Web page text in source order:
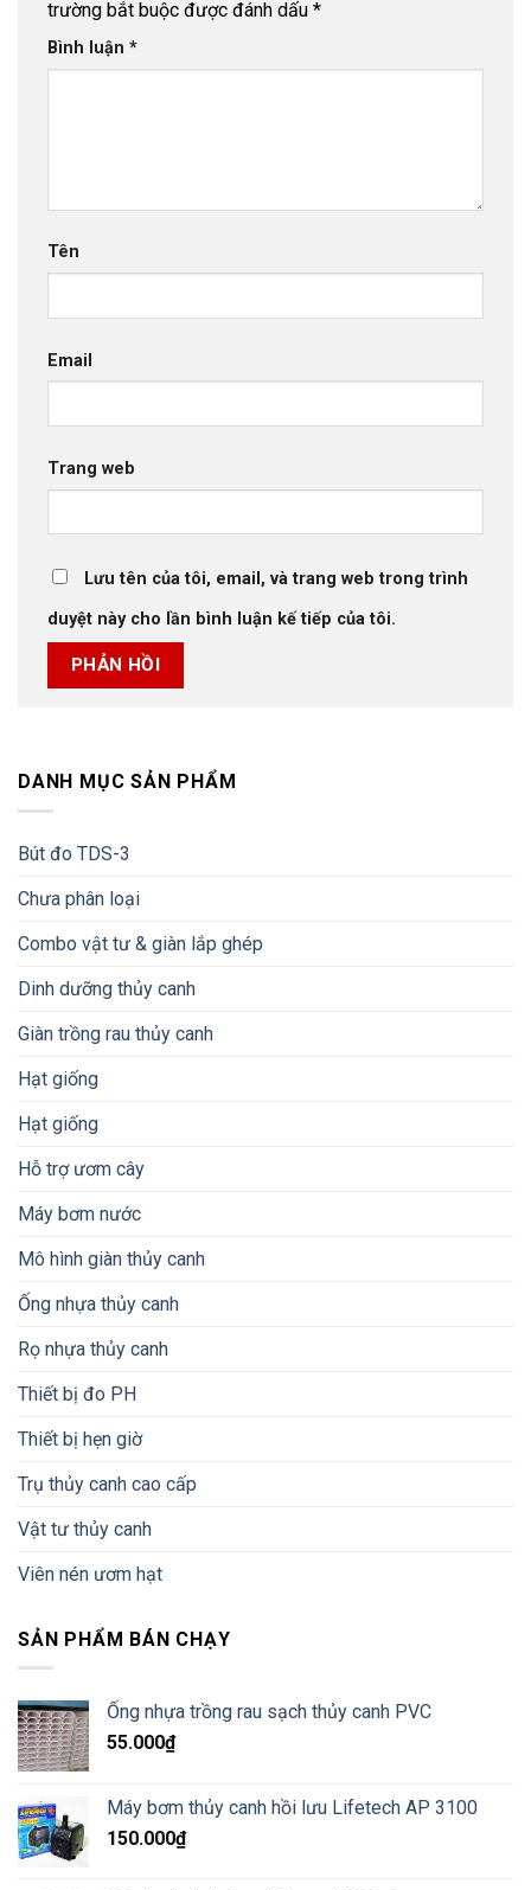
trường bắt buộc được đánh dấu *
Bình luận *
Tên
Email
Trang web
Lưu tên của tôi, email, và trang web trong trình
duyệt này cho lần bình luận kế tiếp của tôi.
DANH MỤC SẢN PHẨM
Bút đo TDS-3
Chưa phân loại
Combo vật tư & giàn lắp ghép
Dinh dưỡng thủy canh
Giàn trồng rau thủy canh
Hạt giống
Hạt giống
Hỗ trợ ươm cây
Máy bơm nước
Mô hình giàn thủy canh
Ống nhựa thủy canh
Rọ nhựa thủy canh
Thiết bị đo PH
Thiết bị hẹn giờ
Trụ thủy canh cao cấp
Vật tư thủy canh
Viên nén ươm hạt
SẢN PHẨM BÁN CHẠY
Ống nhựa trồng rau sạch thủy canh PVC
55.000₫
Máy bơm thủy canh hồi lưu Lifetech AP 3100
150.000₫